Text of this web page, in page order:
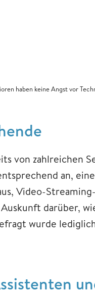
haben keine Angst vor
von zahlreichen
an,
Video-
darüber,
wurde